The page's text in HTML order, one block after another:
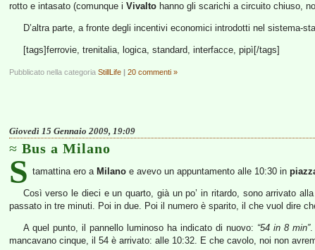
rotto e intasato (comunque i Vivalto hanno gli scarichi a circuito chiuso,
D’altra parte, a fronte degli incentivi economici introdotti nel sistema-
[tags]ferrovie, trenitalia, logica, standard, interfacce, pipì[/tags]
Pubblicato nella categoria StillLife | 20 commenti »
Giovedì 15 Gennaio 2009, 19:09
Bus a Milano
S tamattina ero a Milano e avevo un appuntamento alle 10:30 in
Così verso le dieci e un quarto, già un po’ in ritardo, sono arrivato
passato in tre minuti. Poi in due. Poi il numero è sparito, il che vuol dire
A quel punto, il pannello luminoso ha indicato di nuovo: “54 in 8 min”.
mancavano cinque, il 54 è arrivato: alle 10:32. E che cavolo, noi non